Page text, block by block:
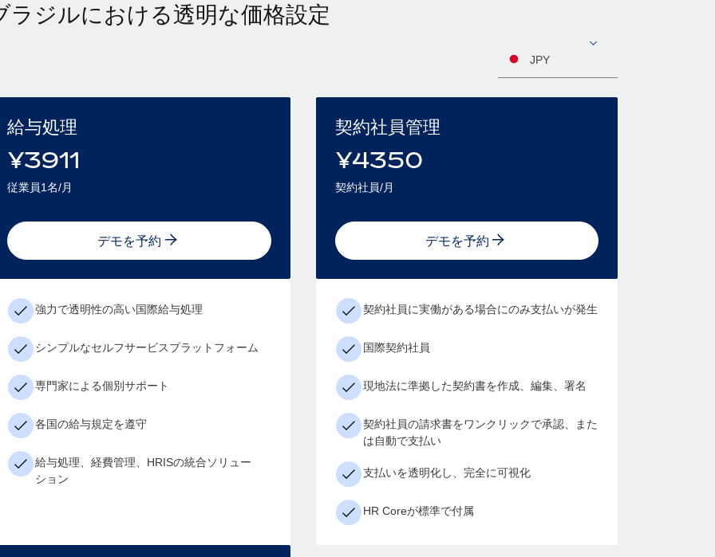
ラジルにおける透明な価格設定
JPY
給与処理
¥3911
従業員1名/月
デモを予約
強力で透明性の高い国際給与処理
シンプルなセルフサービスプラットフォーム
専門家による個別サポート
各国の給与規定を遵守
給与処理、経費管理、HRISの統合ソリュー
ション
契約社員管理
¥4350
契約社員/月
デモを予約
契約社員に実働がある場合にのみ支払いが発生
国際契約社員
現地法に準拠した契約書を作成、編集、署名
契約社員の請求書をワンクリックで承認、また
は自動で支払い
支払いを透明化し、完全に可視化
HR Coreが標準で付属